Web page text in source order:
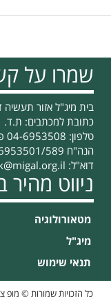
שמרו על
בית מיג"ל אזור תעשיה
כתובת למכתבים: ת.ד. 831 קרית שמונה 11016
טלפון: 04-6953508 פקס: 04-6944980
הנה"ח 04-6953501/589
דוא"ל:
ניווט
מטאורולוגיה
מיג"ל
תנאי שימוש
כל הזכויות שמורות © מופ צפון 2026